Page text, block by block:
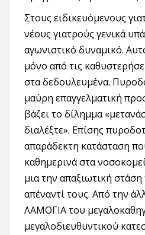
Στους ειδικευόμενους
νέους γιατρούς γενικά
αγωνιστικό δυναμικό.
μόνο από τις
στα δεδουλευμένα.
μαύρη επαγγελματική
βάζει το δίλημμα
διαλέξτε». Επίσης
απαράδεκτη κατάσταση
καθημερινά στα
μια την απαξιωτική στάση
απέναντί τους. Από την
ΛΑΜΟΓΙΑ του
μεγαλοδιευθυντικού